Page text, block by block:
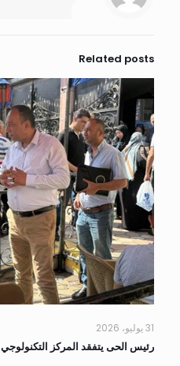
Related posts
31 يوليو، 2026
رئيس الحى يتفقد المركز التكنولوجي 31/7/2026